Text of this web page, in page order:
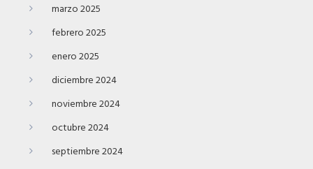
marzo 2025
febrero 2025
enero 2025
diciembre 2024
noviembre 2024
octubre 2024
septiembre 2024